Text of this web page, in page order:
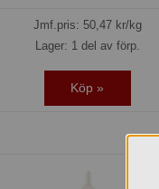
Jmf.pris: 50,47kr/kg
Lager: 1 del av förp.
Köp »